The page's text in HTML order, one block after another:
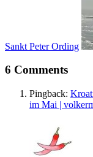
Sankt Peter Ording
6 Comments
Pingback:
im Mai |